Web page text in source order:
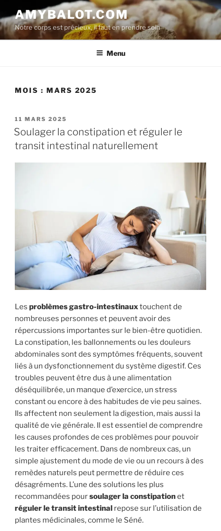
au
contenu
principal
AMYBALOT.COM
Notre corps est précieux, il faut en prendre soin
Menu
MOIS : MARS 2025
PUBLIÉ
LE
11 MARS 2025
Soulager la constipation et réguler le
transit intestinal naturellement
Les problèmes gastro-intestinauxtouchent de
nombreuses personnes et peuvent avoir des
répercussions importantes sur le bien-être quotidien.
La constipation, les ballonnements ou les douleurs
abdominales sont des symptômes fréquents, souvent
liés à un dysfonctionnement du système digestif. Ces
troubles peuvent être dus à une alimentation
déséquilibrée, un manque d’exercice, un stress
constant ou encore à des habitudes de vie peu saines.
Ils affectent non seulement la digestion, mais aussi la
qualité de vie générale. Il est essentiel de comprendre
les causes profondes de ces problèmes pour pouvoir
les traiter efficacement. Dans de nombreux cas, un
simple ajustement du mode de vie ou un recours à des
remèdes naturels peut permettre de réduire ces
désagréments. L’une des solutions les plus
recommandées poursoulager la constipationet
réguler le transit intestinal repose sur l’utilisation de
plantes médicinales, comme le Séné.